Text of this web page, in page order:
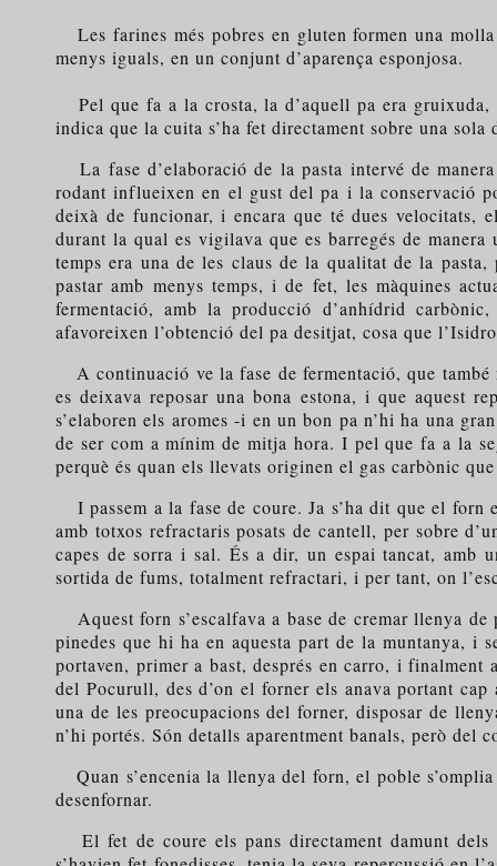
Les farines més pobres en gluten formen una
menys iguals, en un conjunt d’aparença esponjosa.
Pel que fa a la crosta, la d’aquell pa era gruixuda,
indica que la cuita s’ha fet directament sobre una
La fase d’elaboració de la pasta intervé de
rodant influeixen en el gust del pa i la conservació
deixà de funcionar, i encara que té dues velocitats,
durant la qual es vigilava que es barregés de
temps era una de les claus de la qualitat de la
pastar amb menys temps, i de fet, les màquines
fermentació, amb la producció d’anhídrid
afavoreixen l’obtenció del pa desitjat, cosa que
A continuació ve la fase de fermentació, que també
es deixava reposar una bona estona, i que aquest
s’elaboren els aromes -i en un bon pa n’hi ha una
de ser com a mínim de mitja hora. I pel que fa a la
perquè és quan els llevats originen el gas carbònic
I passem a la fase de coure. Ja s’ha dit que el
amb totxos refractaris posats de cantell, per sobre
capes de sorra i sal. És a dir, un espai tancat, amb
sortida de fums, totalment refractari, i per tant, on
Aquest forn s’escalfava a base de cremar llenya
pinedes que hi ha en aquesta part de la muntanya, i
portaven, primer a bast, després en carro, i
del Pocurull, des d’on el forner els anava portant
una de les preocupacions del forner, disposar de
n’hi portés. Són detalls aparentment banals, però del
Quan s’encenia la llenya del forn, el poble
desenfornar.
El fet de coure els pans directament damunt